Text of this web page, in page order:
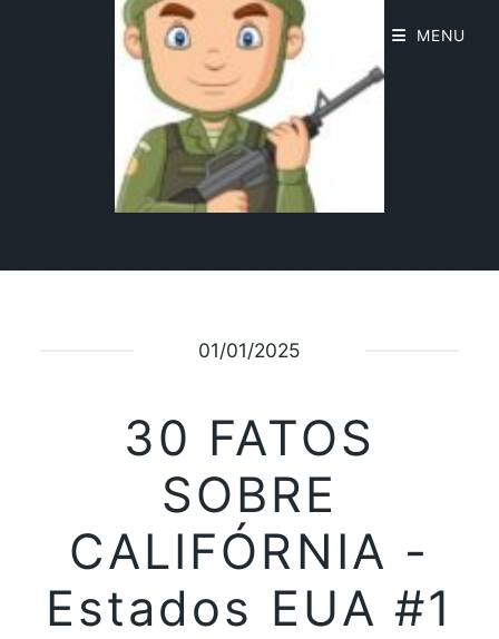
01/01/2025
30 FATOS
SOBRE
CALIFÓRNIA -
Estados EUA #1
MENU